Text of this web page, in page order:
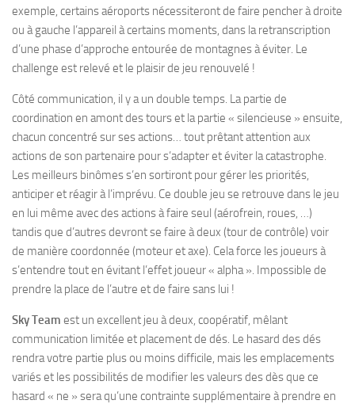
exemple, certains aéroports nécessiteront de faire pencher à droite
ou à gauche l’appareil à certains moments, dans la retranscription
d’une phase d’approche entourée de montagnes à éviter. Le
challenge est relevé et le plaisir de jeu renouvelé !
Côté communication, il y a un double temps. La partie de
coordination en amont des tours et la partie « silencieuse » ensuite,
chacun concentré sur ses actions… tout prêtant attention aux
actions de son partenaire pour s’adapter et éviter la catastrophe.
Les meilleurs binômes s’en sortiront pour gérer les priorités,
anticiper et réagir à l’imprévu. Ce double jeu se retrouve dans le jeu
en lui même avec des actions à faire seul (aérofrein, roues, …)
tandis que d’autres devront se faire à deux (tour de contrôle) voir
de manière coordonnée (moteur et axe). Cela force les joueurs à
s’entendre tout en évitant l’effet joueur « alpha ». Impossible de
prendre la place de l’autre et de faire sans lui !
Sky Team est un excellent jeu à deux, coopératif, mêlant
communication limitée et placement de dés. Le hasard des dés
rendra votre partie plus ou moins difficile, mais les emplacements
variés et les possibilités de modifier les valeurs des dès que ce
hasard « ne » sera qu’une contrainte supplémentaire à prendre en